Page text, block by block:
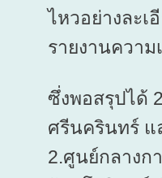
ไหวอย่างละเ
รายงานความ
ซึ่งพอสรุปได้
ศรีนครินทร์ แ
2.ศูนย์กลางก